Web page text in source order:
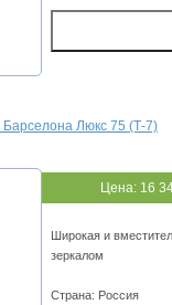
Люкс 75 (Т-7)
Цена: 16
Широкая и
зеркалом
Страна: Россия